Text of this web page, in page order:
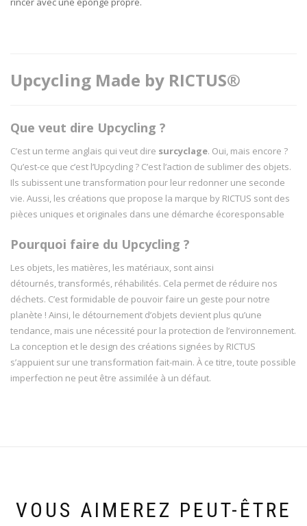
Upcycling Made by RICTUS®
Que veut dire Upcycling ?
C’est un terme anglais qui veut dire surcyclage. Oui, mais encore ?
Qu’est-ce que c’est l’Upcycling ? C’est l’action de sublimer des objets.
Ils subissent une transformation pour leur redonner une seconde
vie. Aussi, les créations que propose la marque by RICTUS sont des
pièces uniques et originales dans une démarche écoresponsable
Pourquoi faire du Upcycling ?
Les objets, les matières, les matériaux, sont ainsi
détournés, transformés, réhabilités. Cela permet de réduire nos
déchets. C’est formidable de pouvoir faire un geste pour notre
planète ! Ainsi, le détournement d’objets devient plus qu’une
tendance, mais une nécessité pour la protection de l’environnement.
La conception et le design des créations signées by RICTUS
s’appuient sur une transformation fait-main. À ce titre, toute possible
imperfection ne peut être assimilée à un défaut.
VOUS AIMEREZ PEUT-ÊTRE